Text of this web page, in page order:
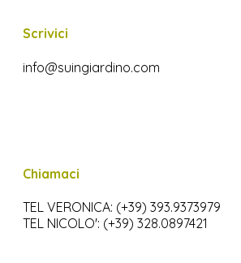
Scrivici
info@suingiardino.com
Chiamaci
TEL VERONICA: (+39) 393.9373979
TEL NICOLO': (+39) 328.0897421